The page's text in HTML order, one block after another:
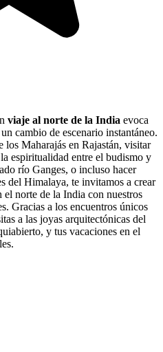
viaje al norte de la India evoca
cambio de escenario instantáneo.
los Maharajás en Rajastán, visitar
espiritualidad entre el budismo y
río Ganges, o incluso hacer
del Himalaya, te invitamos a crear
el norte de la India con nuestros
Gracias a los encuentros únicos
a las joyas arquitectónicas del
y tus vacaciones en el